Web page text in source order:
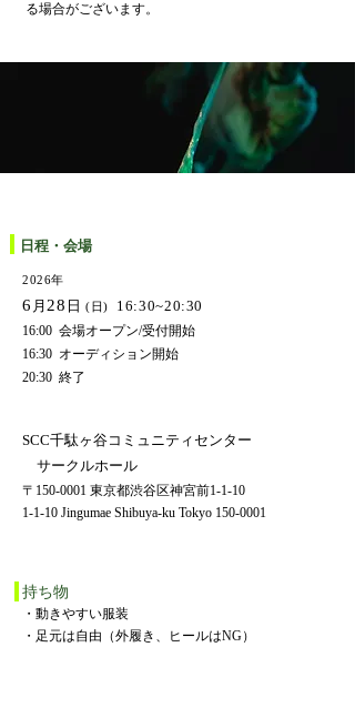
る場合がございます。
日程・会場
2026年
6 月28 日 (日) 16:30~20:30
SCC千駄ヶ谷コミュニティセンター
サークルホール
〒150-0001 東京都渋谷区神宮前1-1-10
1-1-10 Jingumae Shibuya-ku Tokyo 150-0001
16:00 会場オープン/受付開始
16:30 オーディション開始
20:30 終了
持ち物
・動きやすい服装
​・足元は自由（外履き、ヒールはNG）